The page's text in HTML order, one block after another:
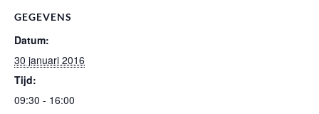
GEGEVENS
Datum:
30 januari 2016
Tijd:
09:30 - 16:00